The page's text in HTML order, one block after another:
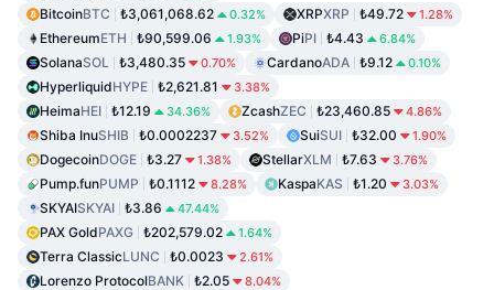
BitcoinBTC ₺3,061,068.62 0.32% XRPXRP ₺49.72 1.28%
EthereumETH ₺90,599.06 1.93% PiPI ₺4.43 6.84%
SolanaSOL ₺3,480.35 0.70% CardanoADA ₺9.12 0.10%
HyperliquidHYPE ₺2,621.81 3.38%
HeimaHEI ₺12.19 34.36% ZcashZEC ₺23,460.85 4.86%
Shiba InuSHIB ₺0.0002237 3.52% SuiSUI ₺32.00 1.90%
DogecoinDOGE ₺3.27 1.38% StellarXLM ₺7.63 3.76%
Pump.funPUMP ₺0.1112 8.28% KaspaKAS ₺1.20 3.03%
SKYAISKYAI ₺3.86 47.44%
PAX GoldPAXG ₺202,579.02 1.64%
Terra ClassicLUNC ₺0.0023 2.61%
Lorenzo ProtocolBANK ₺2.05 8.04%